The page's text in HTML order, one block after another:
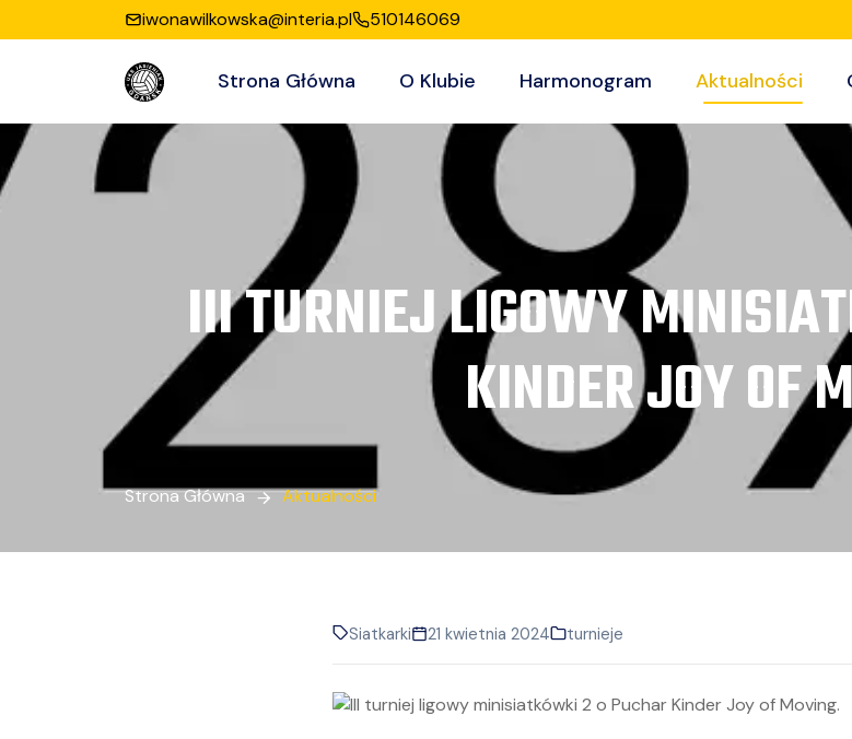
iwonawilkowska@interia.pl 510146069
Strona Główna O Klubie Harmonogram Aktualności
III TURNIEJ LIGOWY
KINDER JOY OF
Strona Główna Aktualności
Siatkarki 21 kwietnia 2024 turnieje